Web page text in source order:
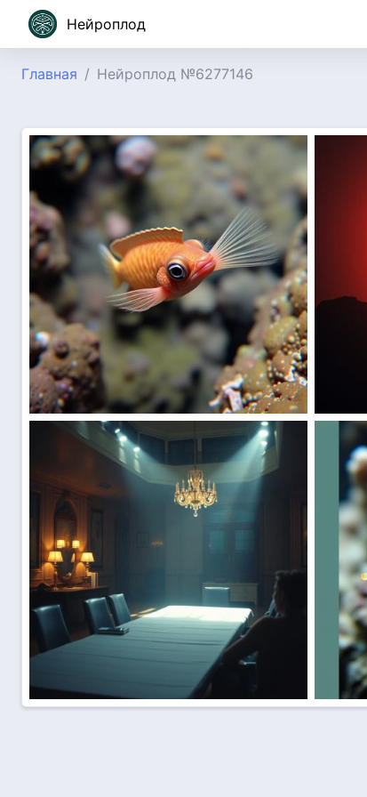
Нейроплод
Главная Нейроплод №6277146